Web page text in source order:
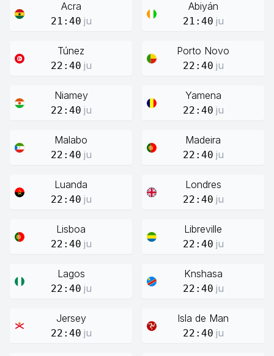
Acra
21:40 ju
Abiyán
21:40 ju
Túnez
22:40 ju
Porto Novo
22:40 ju
Niamey
22:40 ju
Yamena
22:40 ju
Malabo
22:40 ju
Madeira
22:40 ju
Luanda
22:40 ju
Londres
22:40 ju
Lisboa
22:40 ju
Libreville
22:40 ju
Lagos
22:40 ju
Knshasa
22:40 ju
Jersey
22:40 ju
Isla de Man
22:40 ju